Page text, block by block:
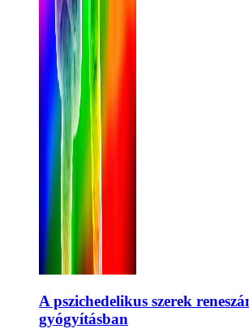
A pszichedelikus szerek
gyógyításban